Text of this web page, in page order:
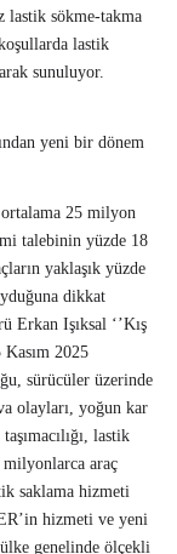
lastik sökme-takma
lastik
sunuluyor.
yeni bir dönem
25 milyon
talebinin yüzde 18
yaklaşık yüzde
dikkat
Erkan Işıksal ‘’Kış
Kasım 2025
sürücüler üzerinde
olayları, yoğun kar
lastik
araç
saklama hizmeti
hizmeti ve yeni
genelinde ölçekli